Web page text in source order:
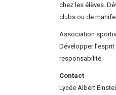
chez les élèves.
clubs ou de
Association
Développer
responsabilité.
Contact
Lycée Albert